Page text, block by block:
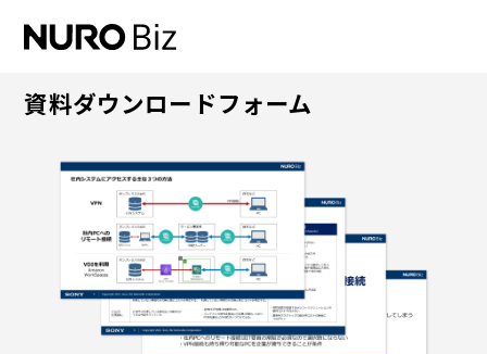
資料ダウンロードフォーム